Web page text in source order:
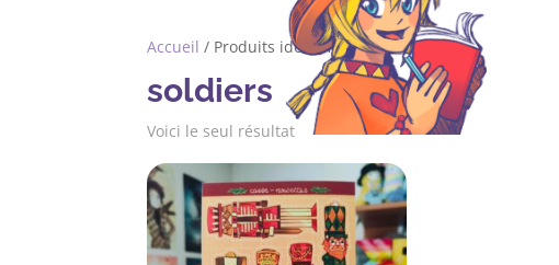
Accueil / Produits identifiés “soldiers”
soldiers
Voici le seul résultat